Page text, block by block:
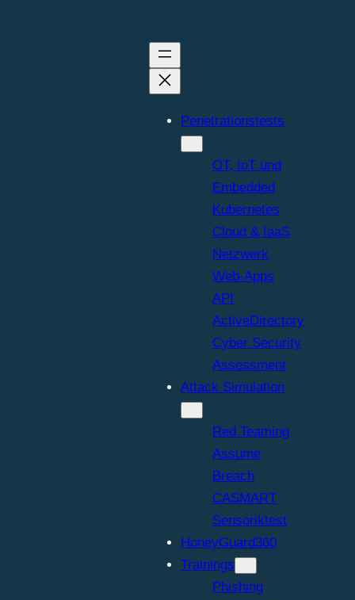
Penetrationstests
OT, IoT und
Embedded
Kubernetes
Cloud & IaaS
Netzwerk
Web-Apps
API
ActiveDirectory
Cyber Security
Assessment
Attack Simulation
Red Teaming
Assume
Breach
CASMART
Sensoriktest
HoneyGuard360
Trainings
Phishing